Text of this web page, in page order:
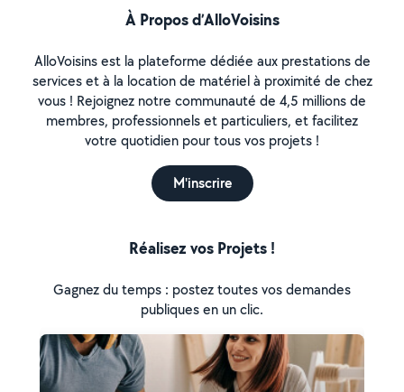
À Propos d’AlloVoisins
AlloVoisins est la plateforme dédiée aux prestations de
services et à la location de matériel à proximité de chez
vous ! Rejoignez notre communauté de 4,5 millions de
membres, professionnels et particuliers, et facilitez
votre quotidien pour tous vos projets !
M'inscrire
Réalisez vos Projets !
Gagnez du temps : postez toutes vos demandes
publiques en un clic.